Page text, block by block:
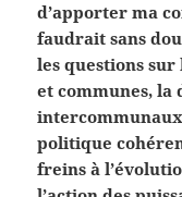
d’apporter ma
faudrait sans
les questions
et communes, la
politique
freins à